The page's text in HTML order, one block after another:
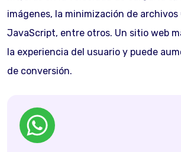
imágenes, la minimización de archivos
JavaScript, entre otros. Un sitio web
la experiencia del usuario y puede
de conversión.